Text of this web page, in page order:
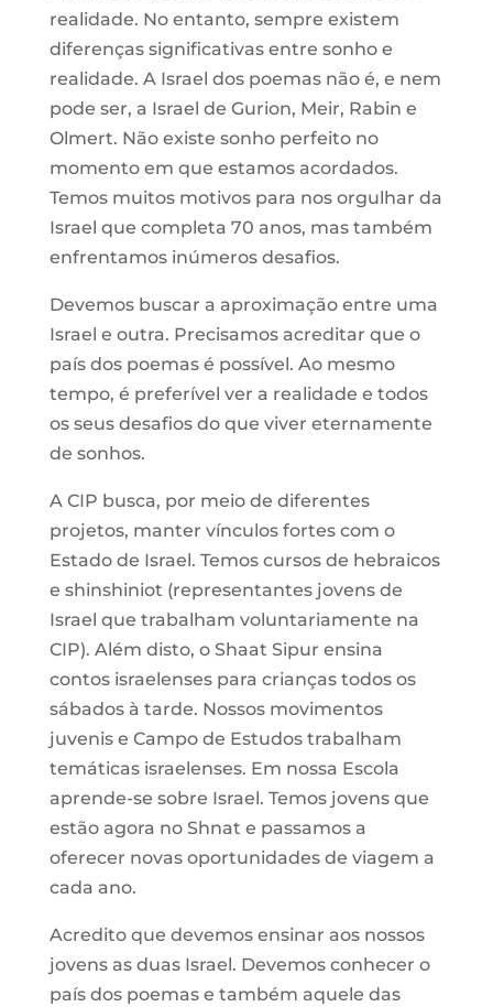
realidade. No entanto, sempre existem
diferenças significativas entre sonho e
realidade. A Israel dos poemas não é, e nem
pode ser, a Israel de Gurion, Meir, Rabin e
Olmert. Não existe sonho perfeito no
momento em que estamos acordados.
Temos muitos motivos para nos orgulhar da
Israel que completa 70 anos, mas também
enfrentamos inúmeros desafios.
Devemos buscar a aproximação entre uma
Israel e outra. Precisamos acreditar que o
país dos poemas é possível. Ao mesmo
tempo, é preferível ver a realidade e todos
os seus desafios do que viver eternamente
de sonhos.
A CIP busca, por meio de diferentes
projetos, manter vínculos fortes com o
Estado de Israel. Temos cursos de hebraicos
e shinshiniot (representantes jovens de
Israel que trabalham voluntariamente na
CIP). Além disto, o Shaat Sipur ensina
contos israelenses para crianças todos os
sábados à tarde. Nossos movimentos
juvenis e Campo de Estudos trabalham
temáticas israelenses. Em nossa Escola
aprende-se sobre Israel. Temos jovens que
estão agora no Shnat e passamos a
oferecer novas oportunidades de viagem a
cada ano.
Acredito que devemos ensinar aos nossos
jovens as duas Israel. Devemos conhecer o
país dos poemas e também aquele das